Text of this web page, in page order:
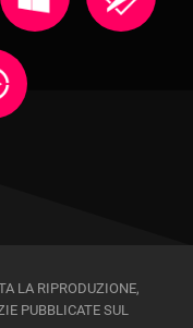
LA RIPRODUZIONE,
PUBBLICATE SUL